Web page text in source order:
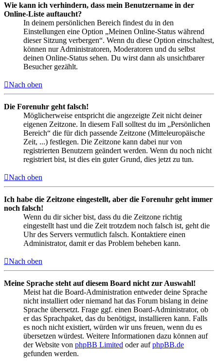
Wie kann ich verhindern, dass mein Benutzername in der
Online-Liste auftaucht?
In deinem persönlichen Bereich findest du in den
Einstellungen eine Option „Meinen Online-Status während
dieser Sitzung verbergen“. Wenn du diese Option einschaltest,
können nur Administratoren, Moderatoren und du selbst
deinen Online-Status sehen. Du wirst dann als unsichtbarer
Besucher gezählt.
Nach oben
Die Forenuhr geht falsch!
Möglicherweise entspricht die angezeigte Zeit nicht deiner
eigenen Zeitzone. In diesem Fall solltest du im „Persönlichen
Bereich“ die für dich passende Zeitzone (Mitteleuropäische
Zeit, ...) festlegen. Die Zeitzone kann dabei nur von
registrierten Benutzern geändert werden. Wenn du noch nicht
registriert bist, ist dies ein guter Grund, dies jetzt zu tun.
Nach oben
Ich habe die Zeitzone eingestellt, aber die Forenuhr geht immer
noch falsch!
Wenn du dir sicher bist, dass du die Zeitzone richtig
eingestellt hast und die Zeit trotzdem noch falsch ist, geht die
Uhr des Servers vermutlich falsch. Kontaktiere einen
Administrator, damit er das Problem beheben kann.
Nach oben
Meine Sprache steht auf diesem Board nicht zur Auswahl!
Meist hat die Board-Administration entweder deine Sprache
nicht installiert oder niemand hat das Forum bislang in deine
Sprache übersetzt. Frage ggf. einen Board-Administrator, ob
er das Sprachpaket, das du benötigst, installieren kann. Falls
es noch nicht existiert, würden wir uns freuen, wenn du es
übersetzen würdest. Weitere Informationen dazu können auf
der Website von phpBB Limited oder aufphpBB.de
gefunden werden.